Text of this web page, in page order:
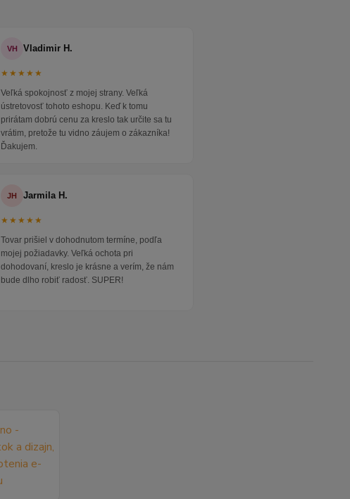
VH Vladimir H.
★★★★★
Veľká spokojnosť z mojej strany. Veľká
ústretovosť tohoto eshopu. Keď k tomu
prirátam dobrú cenu za kreslo tak určite sa tu
vrátim, pretože tu vidno záujem o zákazníka!
Ďakujem.
JH Jarmila H.
★★★★★
Tovar prišiel v dohodnutom termíne, podľa
mojej požiadavky. Veľká ochota pri
dohodovaní, kreslo je krásne a verím, že nám
bude dlho robiť radosť. SUPER!